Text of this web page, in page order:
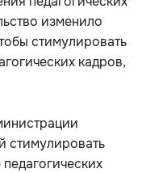
изменило
стимулировать
кадров,
стимулировать